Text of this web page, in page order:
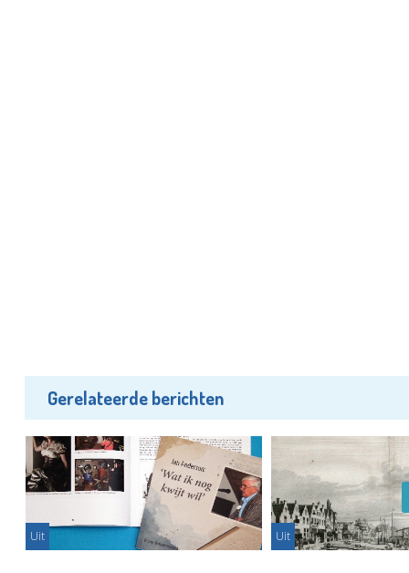
Gerelateerde berichten
Uit Uit